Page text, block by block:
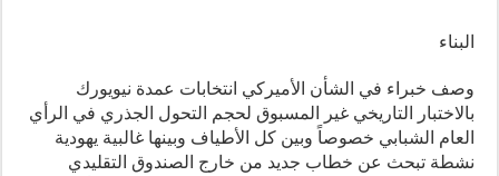
البناء
وصف خبراء في الشأن الأميركي انتخابات عمدة نيويورك
بالاختبار التاريخي غير المسبوق لحجم التحول الجذري في الرأي
العام الشبابي خصوصاً وبين كل الأطياف وبينها غالبية يهودية
نشطة تبحث عن خطاب جديد من خارج الصندوق التقليدي